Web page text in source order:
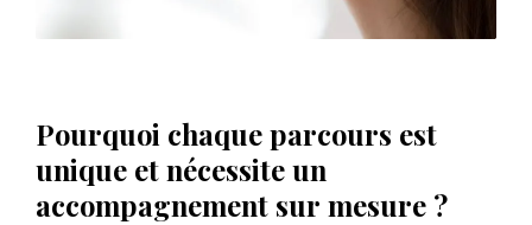
Pourquoi chaque parcours est
unique et nécessite un
accompagnement sur mesure ?